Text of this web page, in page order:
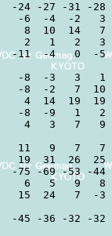
-24 -27 -31 -
6  -4  -2   3
8  10  14   7
2   1   2   3
-11  -4   0  -
-8  -3   3   1
8  -2   7  10
4  14  19
8  -9   1   2
4   3   7   9
11   9   7
19  31  26
-75 -69 -53 -
6   5   9
15  24   7  -3